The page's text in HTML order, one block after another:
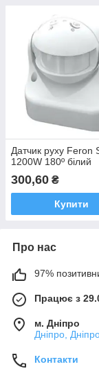
Датчик руху Feron
1200W 180º білий
300,60 ₴
Купити
Про нас
97%
Працює з
м. Дніпро
Дніпро,
Контакти